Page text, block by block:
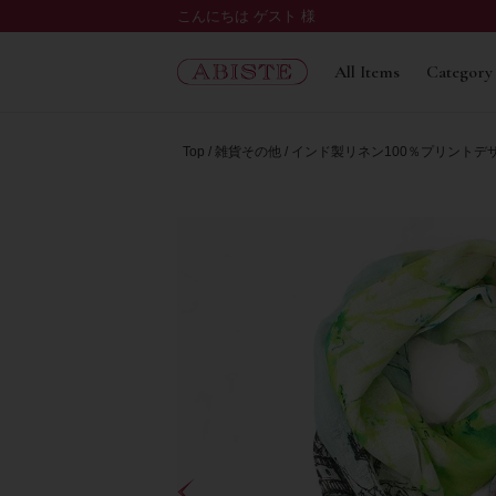
こんにちは ゲスト 様
All Items Category
Top 雑貨その他 インド製リネン100％プリントデ